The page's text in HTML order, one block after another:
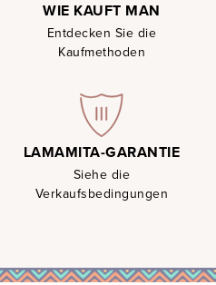
WIE KAUFT MAN
Entdecken Sie die
Kaufmethoden
LAMAMITA-GARANTIE
Siehe die
Verkaufsbedingungen